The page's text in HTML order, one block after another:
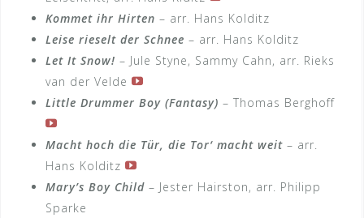
Kommet ihr Hirten – arr. Hans Kolditz
Leise rieselt der Schnee – arr. Hans Kolditz
Let It Snow! – Jule Styne, Sammy Cahn, arr. Rieks
van der Velde
Little Drummer Boy (Fantasy) – Thomas Berghoff
Macht hoch die Tür, die Tor‘ macht weit – arr.
Hans Kolditz
Mary’s Boy Child – Jester Hairston, arr. Philipp
Sparke